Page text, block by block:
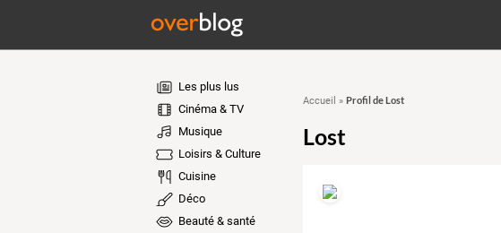
Les plus lus
Cinéma & TV
Musique
Loisirs & Culture
Cuisine
Déco
Beauté & santé
Accueil » Profil de Lost
Lost